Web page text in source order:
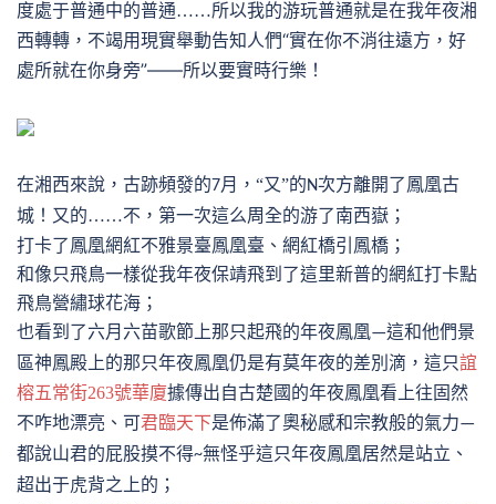
度處于普通中的普通……所以我的游玩普通就是在我年夜湘
西轉轉，不竭用現實舉動告知人們“實在你不消往遠方，好
處所就在你身旁”——所以要實時行樂！
在湘西來說，古跡頻發的7月，“又”的N次方離開了鳳凰古
城！又的……不，第一次這么周全的游了南西嶽；
打卡了鳳凰網紅不雅景臺鳳凰臺、網紅橋引鳳橋；
和像只飛鳥一樣從我年夜保靖飛到了這里新普的網紅打卡點
飛鳥營繡球花海；
也看到了六月六苗歌節上那只起飛的年夜鳳凰—這和他們景
區神鳳殿上的那只年夜鳳凰仍是有莫年夜的差別滴，這只誼
榕五常街263號華廈據傳出自古楚國的年夜鳳凰看上往固然
不咋地漂亮、可君臨天下是佈滿了奧秘感和宗教般的氣力—
都說山君的屁股摸不得~無怪乎這只年夜鳳凰居然是站立、
超出于虎背之上的；